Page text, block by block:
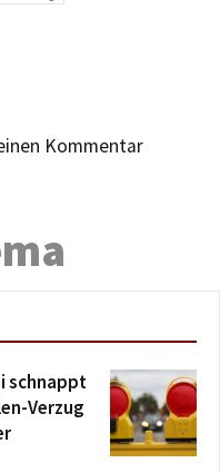
Kommentar
schnappt
Verzug